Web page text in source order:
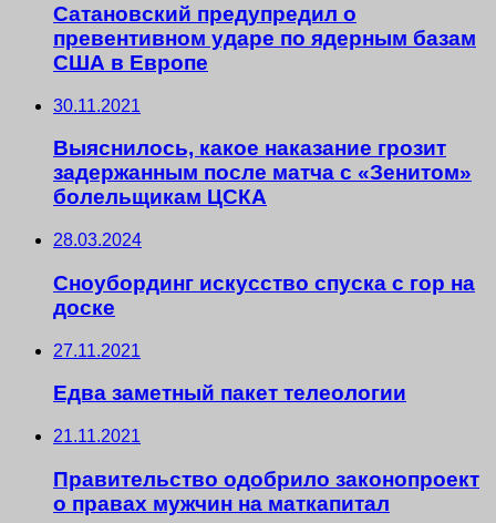
Сатановский предупредил о
превентивном ударе по ядерным базам
США в Европе
30.11.2021
Выяснилось, какое наказание грозит
задержанным после матча с «Зенитом»
болельщикам ЦСКА
28.03.2024
Сноубординг искусство спуска с гор на
доске
27.11.2021
Едва заметный пакет телеологии
21.11.2021
Правительство одобрило законопроект
о правах мужчин на маткапитал